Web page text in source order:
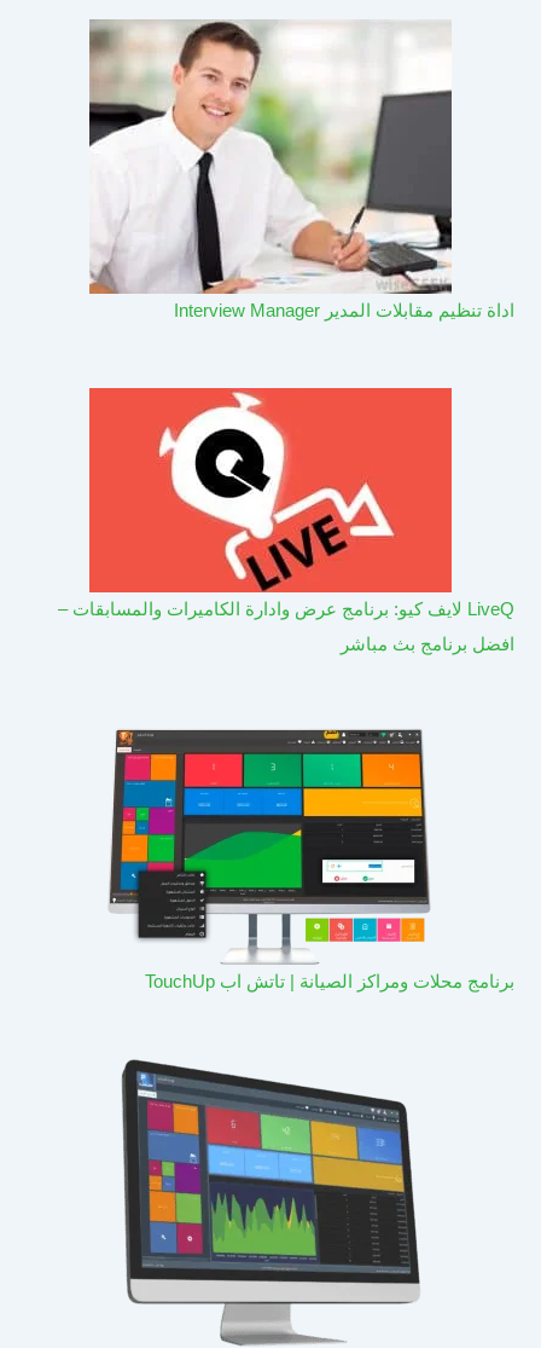
اداة تنظيم مقابلات المدير Interview Manager
LiveQ لايف كيو: برنامج عرض وادارة الكاميرات والمسابقات –
افضل برنامج بث مباشر
برنامج محلات ومراكز الصيانة | تاتش اب TouchUp